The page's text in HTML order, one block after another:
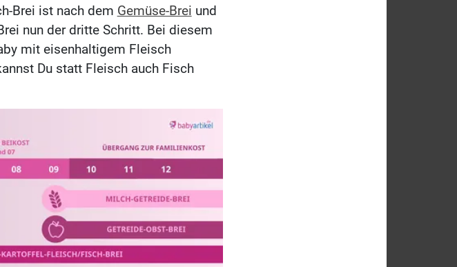
Brei ist nach dem Gemüse-Brei und
nun der dritte Schritt. Bei diesem
mit eisenhaltigem Fleisch
Du statt Fleisch auch Fisch